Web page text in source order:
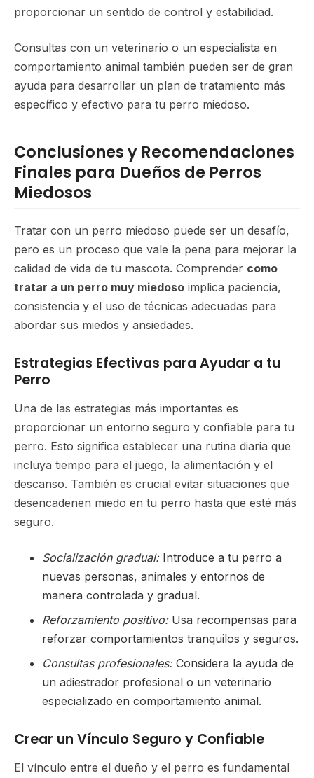
proporcionar un sentido de control y estabilidad.
Consultas con un veterinario o un especialista en
comportamiento animal también pueden ser de gran
ayuda para desarrollar un plan de tratamiento más
específico y efectivo para tu perro miedoso.
Conclusiones y Recomendaciones
Finales para Dueños de Perros
Miedosos
Tratar con un perro miedoso puede ser un desafío,
pero es un proceso que vale la pena para mejorar la
calidad de vida de tu mascota. Comprender como
tratar a un perro muy miedoso implica paciencia,
consistencia y el uso de técnicas adecuadas para
abordar sus miedos y ansiedades.
Estrategias Efectivas para Ayudar a tu
Perro
Una de las estrategias más importantes es
proporcionar un entorno seguro y confiable para tu
perro. Esto significa establecer una rutina diaria que
incluya tiempo para el juego, la alimentación y el
descanso. También es crucial evitar situaciones que
desencadenen miedo en tu perro hasta que esté más
seguro.
Socialización gradual:Introduce a tu perro a
nuevas personas, animales y entornos de
manera controlada y gradual.
Reforzamiento positivo:Usa recompensas para
reforzar comportamientos tranquilos y seguros.
Consultas profesionales:Considera la ayuda de
un adiestrador profesional o un veterinario
especializado en comportamiento animal.
Crear un Vínculo Seguro y Confiable
El vínculo entre el dueño y el perro es fundamental